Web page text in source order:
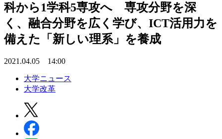
科から1学科5専攻へ 専攻分野を深
く、融合分野を広く学び、ICT活用力を
備えた「新しい理系」を養成
2021.04.05 14:00
大学ニュース
大学改革